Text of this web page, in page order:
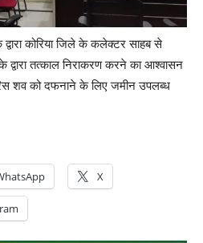
कोरिया जिले के कलेक्टर साहब से
तत्काल निराकरण करने का आश्वासन
शव को दफनाने के लिए जमीन उपलब्ध
X